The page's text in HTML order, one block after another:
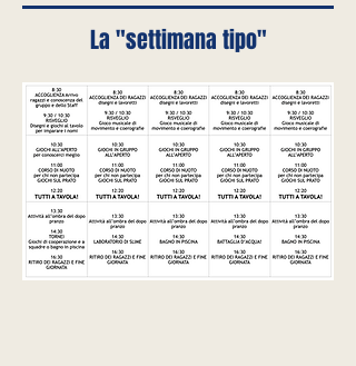
La "settimana tipo"